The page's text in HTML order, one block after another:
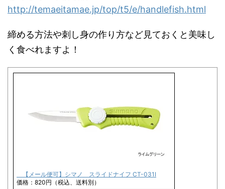
http://temaeitamae.jp/top/t5/e/handlefish.html
締める方法や刺し身の作り方など見ておくと美味し
く食べれますよ！
【メール便可】シマノ スライドナイフ CT-031I
価格：820円（税込、送料別）